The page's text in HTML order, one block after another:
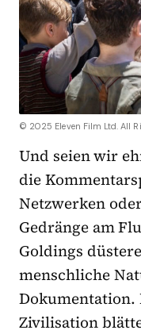
© 2025 Eleven Film Ltd. All
Und seien wir
die
Netzwerken
Gedränge am
Goldings
menschliche
Dokumentation.
Zivilisation